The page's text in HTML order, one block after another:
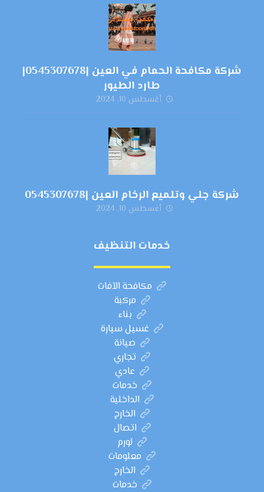
شركة مكافحة الحمام في العين |0545307678|
طارد الطيور
أغسطس 10, 2024
شركة جلي وتلميع الرخام العين |0545307678
أغسطس 10, 2024
خدمات التنظيف
مكافحة الآفات
مركبة
بناء
غسيل سيارة
صيانة
تجاري
عادي
خدمات
الداخلية
الخارج
اتصال
لورم
معلومات
الخارج
خدمات